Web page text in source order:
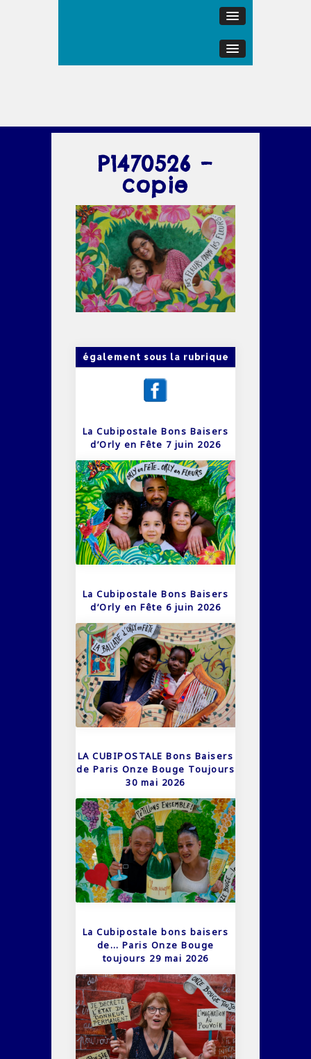
P1470526 –
copie
également sous la rubrique
La Cubipostale Bons Baisers
d’Orly en Fête 7 juin 2026
La Cubipostale Bons Baisers
d’Orly en Fête 6 juin 2026
LA CUBIPOSTALE Bons Baisers
de Paris Onze Bouge Toujours
30 mai 2026
La Cubipostale bons baisers
de… Paris Onze Bouge
toujours 29 mai 2026